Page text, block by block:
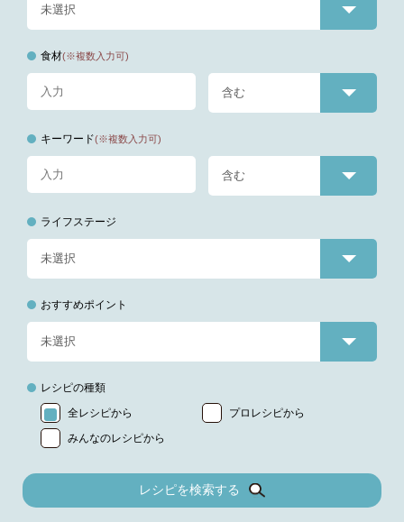
食材(※複数入力可)
キーワード(※複数入力可)
ライフステージ
おすすめポイント
レシピの種類
全レシピから
プロレシピから
みんなのレシピから
レシピを検索する